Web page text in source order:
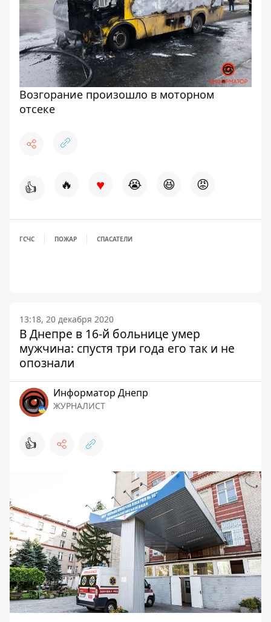
Возгорание произошло в моторном
отсеке
👍 🔥 ♥ 😭 😆 😡
ГСЧС ПОЖАР СПАСАТЕЛИ
13:18, 20 декабря 2020
В Днепре в 16-й больнице умер
мужчина: спустя три года его так и не
опознали
Информатор Днепр
ЖУРНАЛИСТ
👍